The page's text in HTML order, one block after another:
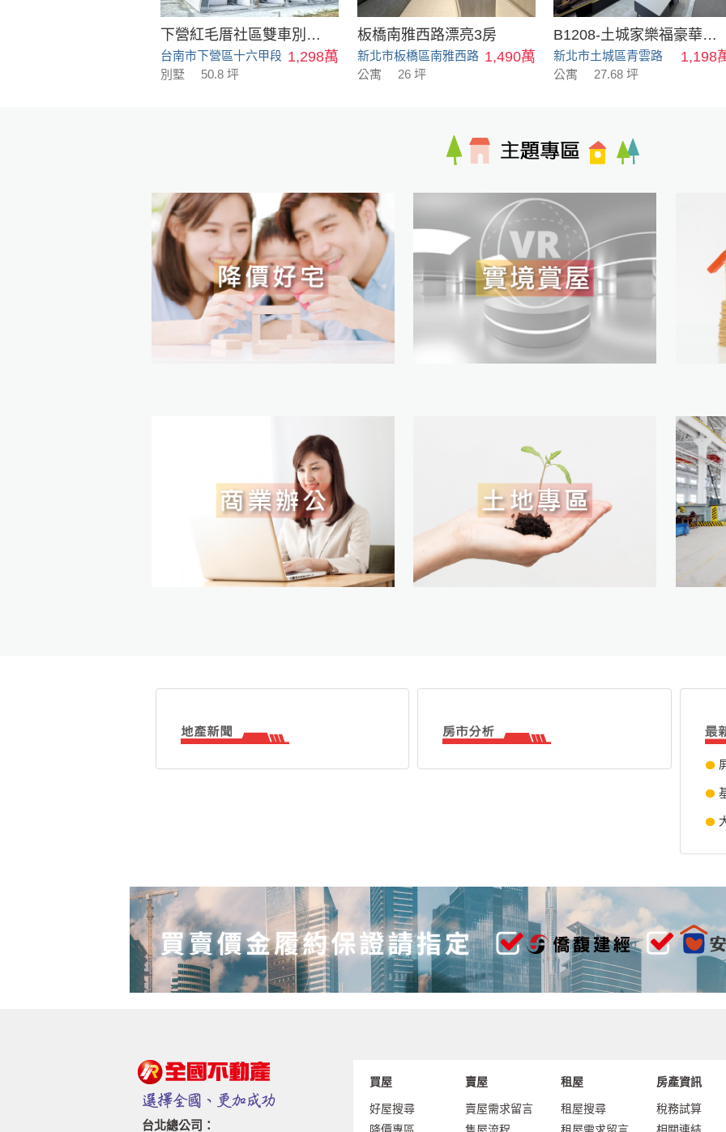
下營紅毛厝社區雙車別墅_B18
台南市下營區十六甲段 1,298萬
別墅 50.8 坪
板橋南雅西路漂亮3房
新北市板橋區南雅西路 1,490萬
公寓 26 坪
B1208-土城家樂福豪華美寓
新北市土城區青雲路 1,198
公寓 27.68 坪
台北總公司：
買屋
好屋搜尋
賣屋
賣屋需求留言
租屋
租屋搜尋
房產資訊
稅務試算